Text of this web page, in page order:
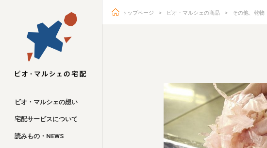
ビオ・マルシェ
ビオ・マルシェの想い
宅配サービスについて
読みもの・NEWS
トップページ ビオ・マルシェの商品 その他、乾物